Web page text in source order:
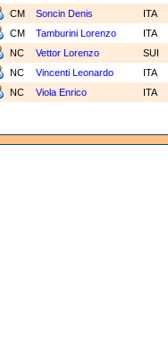
CM Soncin Denis
ITA
CM Tamburini Lorenzo
ITA
NC Vettor Lorenzo
SUI
NC Vincenti Leonardo
ITA
NC Viola Enrico ITA